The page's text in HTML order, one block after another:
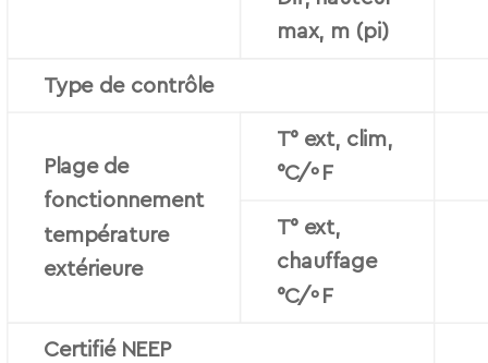
max, m (pi)
Type de contrôle
Plage de
fonctionnement
température
extérieure
T° ext, clim,
°C/ºF
T° ext,
chauffage
°C/ºF
Certiﬁé NEEP